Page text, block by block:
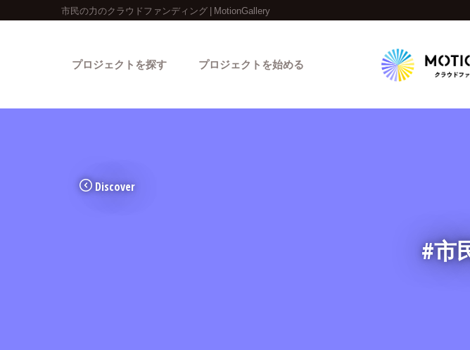
市民の力のクラウドファンディング | MotionGallery
プロジェクトを探す
キュレー
プロジェクトを始める
Discover
#市